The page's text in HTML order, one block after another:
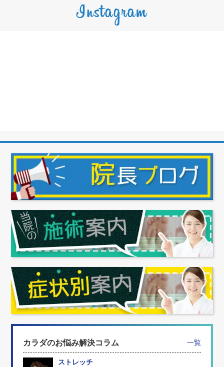
Instagram
カラダのお悩み解決コラム 一覧
ストレッチ